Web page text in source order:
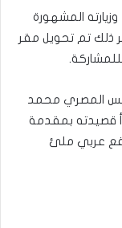
المشهورة
ذلك تم تحويل مقر
المصري محمد
قصيدته بمقدمة
عربي ملئ